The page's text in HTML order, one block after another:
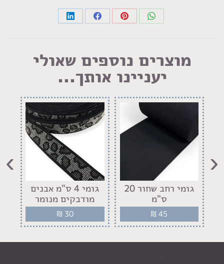
Share
Share
Share
Share
LinkedIn
מוצרים נוספים שאולי
יעניינו אותך...
גומי רחב שחור 20
ס"מ
₪ 45
גומי 4 ס"מ אבנים
מודבקים מנומר
₪ 30
‹
›